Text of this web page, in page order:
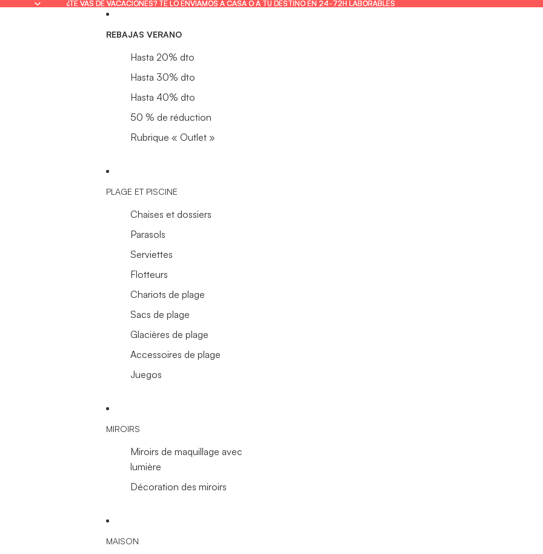
¿TE VAS DE VACACIONES? TE LO ENVIAMOS A CASA O A TU DESTINO EN 24-72H LABORABLES
¿TE VAS DE VACACIONES? TE LO ENVIAMOS A CASA O A TU DESTINO EN 24-72H LABORABLES
REBAJAS VERANO
Hasta 20% dto
Hasta 30% dto
Hasta 40% dto
50 % de réduction
Rubrique « Outlet »
PLAGE ET PISCINE
Chaises et dossiers
Parasols
Serviettes
Flotteurs
Chariots de plage
Sacs de plage
Glacières de plage
Accessoires de plage
Juegos
MIROIRS
Miroirs de maquillage avec
lumière
Décoration des miroirs
MAISON